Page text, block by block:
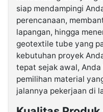
siap mendampingi
perencanaan,
lapangan, hingga
geotextile tube yang
kebutuhan proyek
tepat sejak awal,
pemilihan material
jalannya pekerjaan di